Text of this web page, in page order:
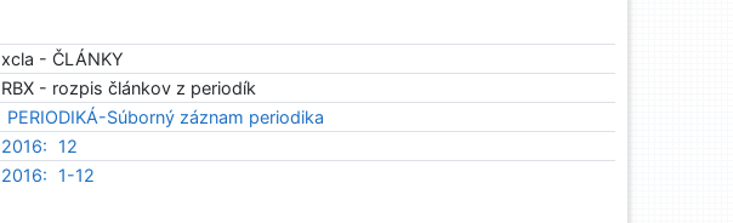
xcla - ČLÁNKY
RBX - rozpis článkov z periodík
PERIODIKÁ-Súborný záznam periodika
2016:
12
2016: 1-12